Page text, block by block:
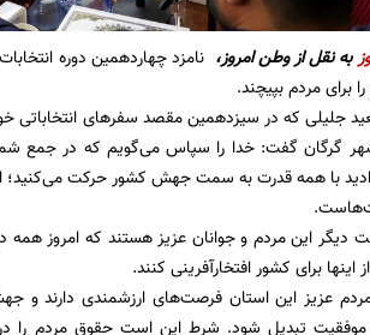
به نقل از وطن امروز، نامزد چهاردهمین دوره
برای مردم بپیچند.
جلیلی که در سیزدهمین مقصد سفرهای انتخاباتی
گرگان گفت: خدا را سپاس می‌گویم که در جمع
با همه قدرت به سمت جهش کشور حرکت می‌کنید؛
دیگر این مردم و جوانان عزیز هستند که امروز
اینها برای کشور افتخار‌آفرینی کنند.
عزیز این استان فرصت‌های ارزشمندی دارند و
تبدیل شود. شرط این است حقوق مردم را در